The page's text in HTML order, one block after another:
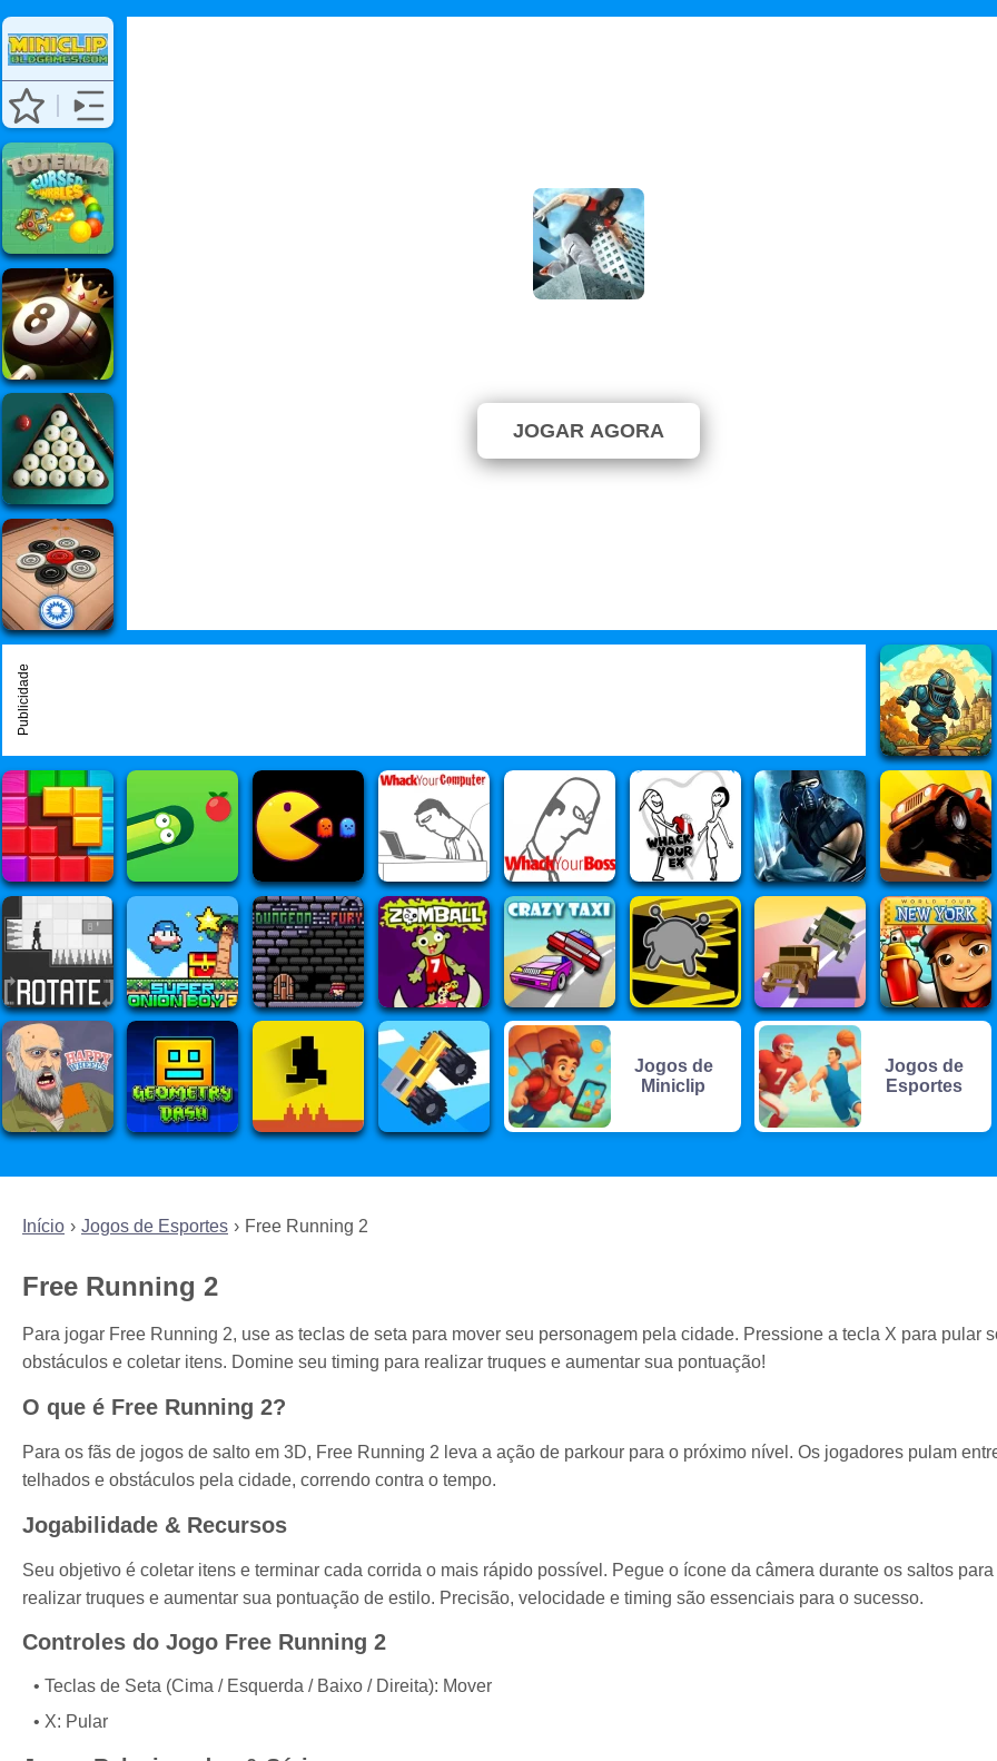
Início Jogos de Esportes Free Running 2
Free Running 2
Para jogar Free Running 2, use as teclas de seta para mover seu personagem pela cidade. Pressione a tecla X para pular
obstáculos e coletar itens. Domine seu timing para realizar truques e aumentar sua pontuação!
O que é Free Running 2?
Para os fãs de jogos de salto em 3D, Free Running 2 leva a ação de parkour para o próximo nível. Os jogadores pulam
telhados e obstáculos pela cidade, correndo contra o tempo.
Jogabilidade & Recursos
Seu objetivo é coletar itens e terminar cada corrida o mais rápido possível. Pegue o ícone da câmera durante os saltos para
realizar truques e aumentar sua pontuação de estilo. Precisão, velocidade e timing são essenciais para o sucesso.
Controles do Jogo Free Running 2
Teclas de Seta (Cima / Esquerda / Baixo / Direita): Mover
X: Pular
JOGAR AGORA
Publicidade
Jogos de
Miniclip
Jogos de
Esportes